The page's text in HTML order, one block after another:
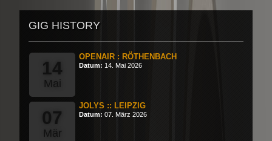
GIG HISTORY
14
Mai
OPENAIR : RÖTHENBACH
Datum: 14. Mai 2026
07
Mär
JOLYS :: LEIPZIG
Datum: 07. März 2026